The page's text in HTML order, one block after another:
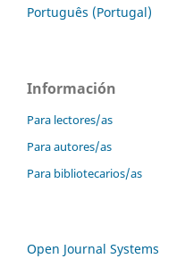
Português (Portugal)
Información
Para lectores/as
Para autores/as
Para bibliotecarios/as
Open Journal Systems